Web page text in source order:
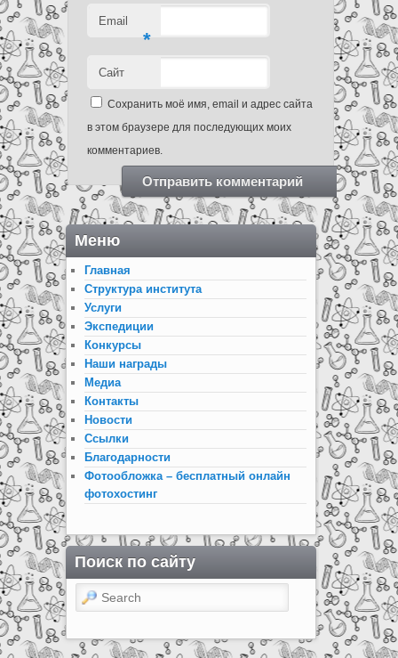
Email
*
Сайт
Сохранить моё имя, email и адрес сайта
в этом браузере для последующих моих
комментариев.
Меню
Главная
Структура института
Услуги
Экспедиции
Конкурсы
Наши награды
Медиа
Контакты
Новости
Ссылки
Благодарности
Фотообложка – бесплатный онлайн
фотохостинг
Поиск по сайту
Search